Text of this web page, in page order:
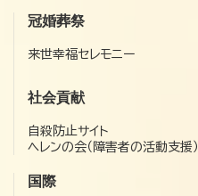
冠婚葬祭
来世幸福セレモニー
社会貢献
自殺防止サイト
ヘレンの会（障害者の活動支援）
国際